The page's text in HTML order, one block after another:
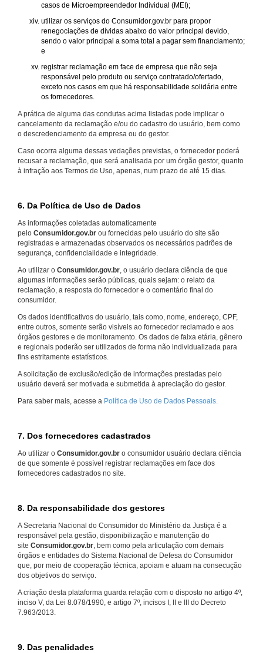
casos de Microempreendedor Individual (MEI);
utilizar os serviços do Consumidor.gov.br para propor
renegociações de dívidas abaixo do valor principal devido,
sendo o valor principal a soma total a pagar sem financiamento;
e
registrar reclamação em face de empresa que não seja
responsável pelo produto ou serviço contratado/ofertado,
exceto nos casos em que há responsabilidade solidária entre
os fornecedores.
A prática de alguma das condutas acima listadas pode implicar o
cancelamento da reclamação e/ou do cadastro do usuário, bem como
o descredenciamento da empresa ou do gestor.
Caso ocorra alguma dessas vedações previstas, o fornecedor poderá
recusar a reclamação, que será analisada por um órgão gestor, quanto
à infração aos Termos de Uso, apenas, num prazo de até 15 dias.
6. Da Política de Uso de Dados
As informações coletadas automaticamente
pelo Consumidor.gov.br ou fornecidas pelo usuário do site são
registradas e armazenadas observados os necessários padrões de
segurança, confidencialidade e integridade.
Ao utilizar o Consumidor.gov.br , o usuário declara ciência de que
algumas informações serão públicas, quais sejam: o relato da
reclamação, a resposta do fornecedor e o comentário final do
consumidor.
Os dados identificativos do usuário, tais como, nome, endereço, CPF,
entre outros, somente serão visíveis ao fornecedor reclamado e aos
órgãos gestores e de monitoramento. Os dados de faixa etária, gênero
e regionais poderão ser utilizados de forma não individualizada para
fins estritamente estatísticos.
A solicitação de exclusão/edição de informações prestadas pelo
usuário deverá ser motivada e submetida à apreciação do gestor.
Para saber mais, acesse a Política de Uso de Dados Pessoais.
7. Dos fornecedores cadastrados
Ao utilizar o Consumidor.gov.br o consumidor usuário declara ciência
de que somente é possível registrar reclamações em face dos
fornecedores cadastrados no site.
8. Da responsabilidade dos gestores
A Secretaria Nacional do Consumidor do Ministério da Justiça é a
responsável pela gestão, disponibilização e manutenção do
site Consumidor.gov.br, bem como pela articulação com demais
órgãos e entidades do Sistema Nacional de Defesa do Consumidor
que, por meio de cooperação técnica, apoiam e atuam na consecução
dos objetivos do serviço.
A criação desta plataforma guarda relação com o disposto no artigo 4º,
inciso V, da Lei 8.078/1990, e artigo 7º, incisos I, II e III do Decreto
7.963/2013.
9. Das penalidades